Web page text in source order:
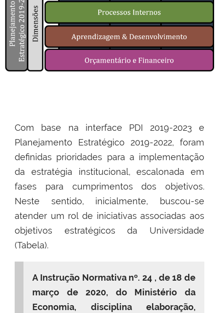
Com base na interface PDI 2019-2023 e
Planejamento Estratégico 2019-2022, foram
definidas prioridades para a implementação
da estratégia institucional, escalonada em
fases para cumprimentos dos objetivos.
Neste sentido, inicialmente, buscou-se
atender um rol de iniciativas associadas aos
objetivos estratégicos da Universidade
(Tabela).
A Instrução Normativa nº. 24 , de 18 de
março de 2020, do Ministério da
Economia, disciplina elaboração,